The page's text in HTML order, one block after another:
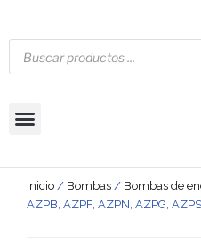
Inicio / Bombas / Bombas de
AZPB, AZPF, AZPN, AZPG,